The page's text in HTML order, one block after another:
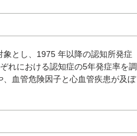
とし、1975 年以降の認知所発症
れにおける認知症の5年発症率を調
血管危険因子と心血管疾患が及ぼ